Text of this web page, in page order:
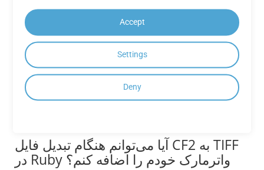
GroupDocs.Conversion Cloud چگونه
فایل‌های حجیم CF2 را در Ruby در حین
تبدیل مدیریت می‌کند؟
GroupDocs.Conversion Cloud برای مدیریت روان فایل‌های
بزرگ ساخته شده است. چه با یک سند کوچک کار کنید و چه با
سندی با حجم چندین گیگابایت، API این نرم‌افزار تبدیل‌ها را سریع
آیا می‌توانم هنگام تبدیل فایل CF2 به TIFF
در Ruby واترمارک خودم را اضافه کنم؟
Accept
Settings
Deny